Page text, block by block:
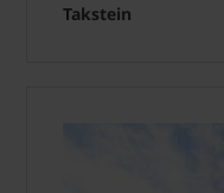
Takstein